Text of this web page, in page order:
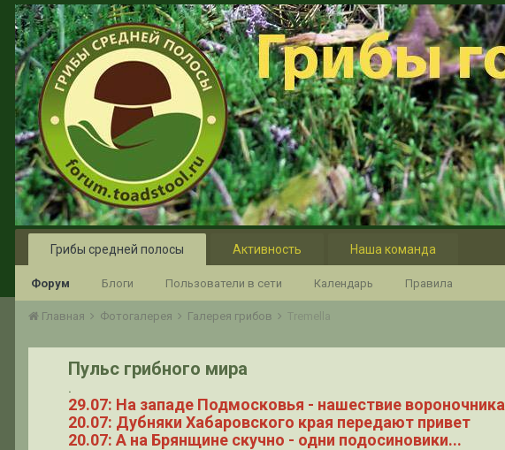
Грибы средней полосы
Форум Блоги Пользователи в сети Календарь Правила
Активность Наша команда
Главная Фотогалерея Галерея грибов Tremella
Пульс грибного мира
.
29.07: На западе Подмосковья - нашествие вороночника
20.07: Дубняки Хабаровского края передают привет
20.07: А на Брянщине скучно - одни подосиновики...